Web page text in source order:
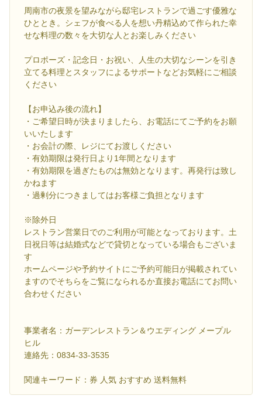
周南市の夜景を望みながら邸宅レストランで過ごす優雅な
ひととき。シェフが食べる人を想い丹精込めて作られた幸
せな料理の数々を大切な人とお楽しみください
プロポーズ・記念日・お祝い、人生の大切なシーンを引き
立てる料理とスタッフによるサポートなどお気軽にご相談
ください
【お申込み後の流れ】
・ご希望日時が決まりましたら、お電話にてご予約をお願
いいたします
・お会計の際、レジにてお渡しください
・有効期限は発行日より1年間となります
・有効期限を過ぎたものは無効となります。再発行は致し
かねます
・過剰分につきましてはお客様ご負担となります
※除外日
レストラン営業日でのご利用が可能となっております。土
日祝日等は結婚式などで貸切となっている場合もございま
す
ホームページや予約サイトにご予約可能日が掲載されてい
ますのでそちらをご覧になられるか直接お電話にてお問い
合わせください
事業者名：ガーデンレストラン＆ウエディング メープル
ヒル
連絡先：0834-33-3535
関連キーワード：券 人気 おすすめ 送料無料